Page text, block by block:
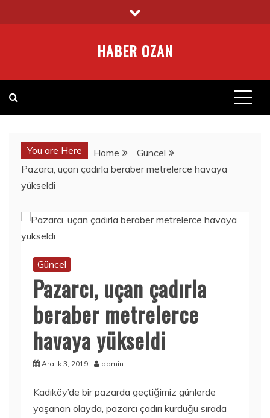
to
HABER OZAN
You are Here Home
Güncel
Pazarcı, uçan çadırla beraber metrelerce havaya
yükseldi
Güncel
Pazarcı, uçan çadırla
beraber metrelerce
havaya yükseldi
Aralık 3, 2019 admin
Kadıköy’de bir pazarda geçtiğimiz günlerde
yaşanan olayda, pazarcı çadırı kurduğu sırada